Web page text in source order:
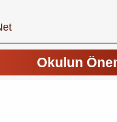
Okulun